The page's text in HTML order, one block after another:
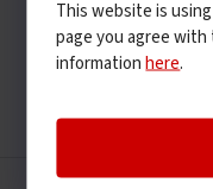
This website is
page you agree
informationhere.